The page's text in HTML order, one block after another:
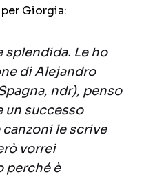
Giorgia:
splendida. Le ho
di Alejandro
ndr), penso
un successo
le scrive
vorrei
perché è